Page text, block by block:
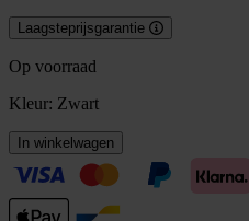
Laagsteprijsgarantie
Op voorraad
Kleur: Zwart
In winkelwagen